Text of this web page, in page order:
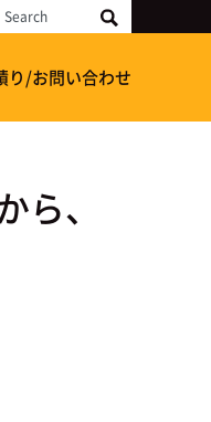
Search
り/お問い合わせ
、